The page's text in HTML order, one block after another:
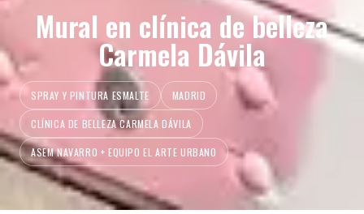
Mural en clínica de belleza
Carmela Dávila
SPRAY Y PINTURA ESMALTE MADRID
CLÍNICA DE BELLEZA CARMELA DÁVILA
ASEM NAVARRO + EQUIPO EL ARTE URBANO